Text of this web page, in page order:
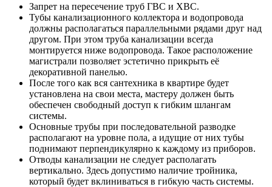
Запрет на пересечение труб ГВС и ХВС.
Тубы канализационного коллектора и водопровода
должны располагаться параллельными рядами друг над
другом. При этом труба канализации всегда
монтируется ниже водопровода. Такое расположение
магистрали позволяет эстетично прикрыть её
декоративной панелью.
После того как вся сантехника в квартире будет
установлена на свои места, мастеру должен быть
обеспечен свободный доступ к гибким шлангам
системы.
Основные трубы при последовательной разводке
располагают на уровне пола, а идущие от них тубы
поднимают перпендикулярно к каждому из приборов.
Отводы канализации не следует располагать
вертикально. Здесь допустимо наличие тройника,
который будет вклиниваться в гибкую часть системы.